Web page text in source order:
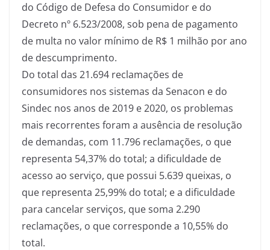
do Código de Defesa do Consumidor e do
Decreto nº 6.523/2008, sob pena de pagamento
de multa no valor mínimo de R$ 1 milhão por ano
de descumprimento.
Do total das 21.694 reclamações de
consumidores nos sistemas da Senacon e do
Sindec nos anos de 2019 e 2020, os problemas
mais recorrentes foram a ausência de resolução
de demandas, com 11.796 reclamações, o que
representa 54,37% do total; a dificuldade de
acesso ao serviço, que possui 5.639 queixas, o
que representa 25,99% do total; e a dificuldade
para cancelar serviços, que soma 2.290
reclamações, o que corresponde a 10,55% do
total.